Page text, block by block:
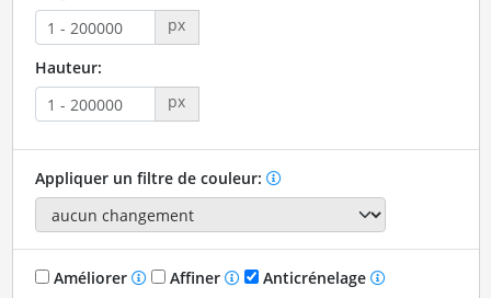
px
Hauteur:
px
Appliquer un filtre de couleur:
Améliorer Affiner
Anticrénelage